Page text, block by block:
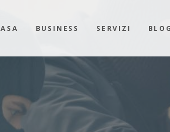
BUSINESS SERVIZI BLOG